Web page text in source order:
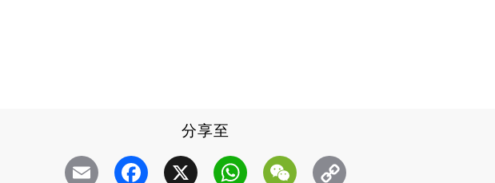
分享至
Email Facebook
X WhatsAppWeChat